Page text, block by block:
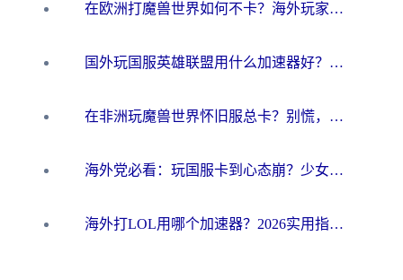
在欧洲打魔兽世界如何不卡？海外玩家的国服游戏加速终极攻略
国外玩国服英雄联盟用什么加速器好？海外党亲测有效的国服游戏加速指南
在非洲玩魔兽世界怀旧服总卡？别慌，这份指南帮你丝滑开荒
海外党必看：玩国服卡到心态崩？少女前线云图计划加速器免费推荐+碧蓝航线足球世界流畅攻略
海外打LOL用哪个加速器？2026实用指南：从延迟到设备适配，一篇解决你的国服游戏痛点